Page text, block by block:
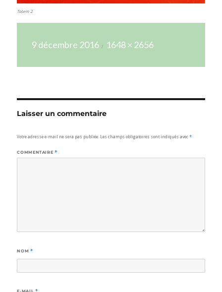
Totem 2
le
9 décembre 2016
réelle
1648 × 2656
Laisser un commentaire
Votre adresse e-mail ne sera pas publiée. Les champs obligatoires sont indiqués avec*
COMMENTAIRE *
NOM *